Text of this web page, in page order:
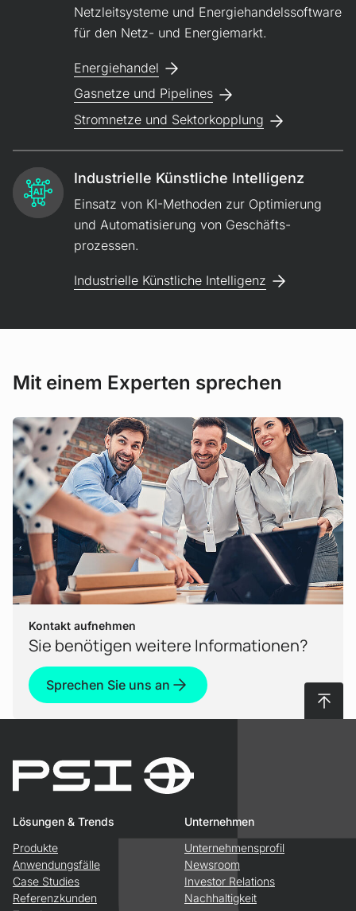
Netz­leit­systeme und Energie­handels­software
für den Netz- und Energiemarkt.
Energiehandel
Gasnetze und Pipelines
Stromnetze und Sektorkopplung
Industrielle Künstliche Intelligenz
Einsatz von KI-Methoden zur Opti­mierung
und Auto­mati­sierung von Geschäfts­
prozessen.
Industrielle Künstliche Intelligenz
Mit einem Experten sprechen
Kontakt aufnehmen
Sie benötigen weitere Informationen?
Sprechen Sie uns an
Lösungen & Trends
Produkte
Anwendungsfälle
Case Studies
Referenzkunden
Unternehmen
Unternehmensprofil
Newsroom
Investor Relations
Nachhaltigkeit
Nach